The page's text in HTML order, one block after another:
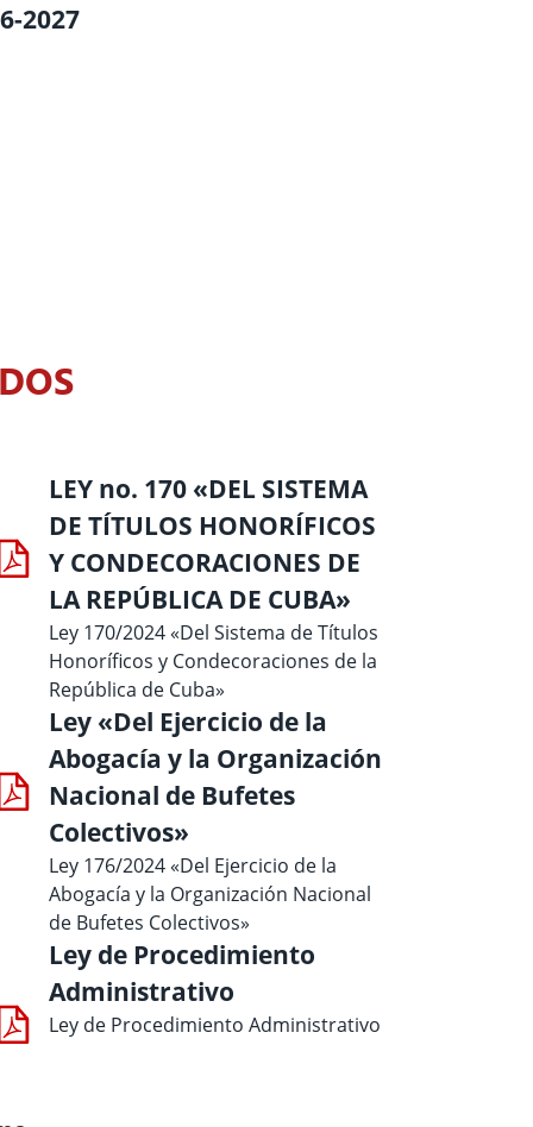
2027
LEY no. 170 «DEL SISTEMA
DE TÍTULOS HONORÍFICOS
Y CONDECORACIONES DE
LA REPÚBLICA DE CUBA»
Ley 170/2024 «Del Sistema de Títulos
Honoríficos y Condecoraciones de la
República de Cuba»
Ley «Del Ejercicio de la
Abogacía y la Organización
Nacional de Bufetes
Colectivos»
Ley 176/2024 «Del Ejercicio de la
Abogacía y la Organización Nacional
de Bufetes Colectivos»
Ley de Procedimiento
Administrativo
Ley de Procedimiento Administrativo